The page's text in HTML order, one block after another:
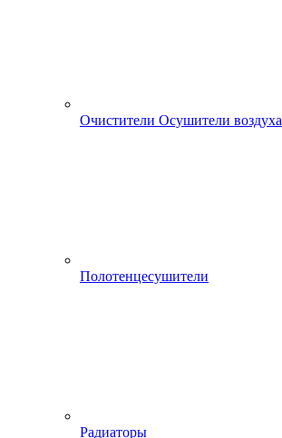
Очистители Осушители воздуха
Полотенцесушители
Радиаторы